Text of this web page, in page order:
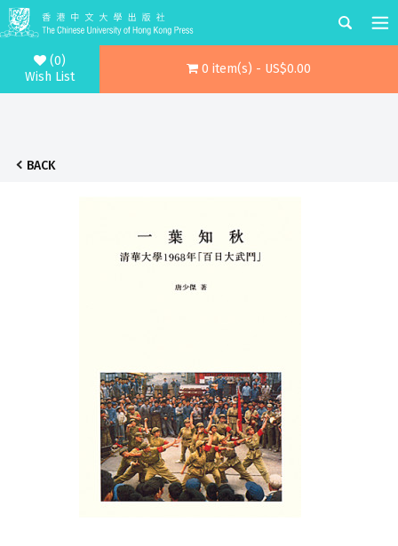
(0)
Wish List
0 item(s) - US$0.00
BACK